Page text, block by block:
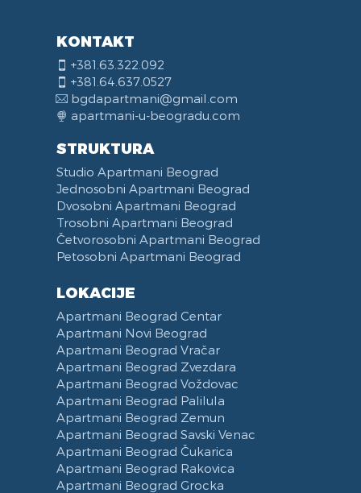
KONTAKT
+381.63.322.092
+381.64.637.0527
bgdapartmani@gmail.com
apartmani-u-beogradu.com
STRUKTURA
Studio Apartmani Beograd
Jednosobni Apartmani Beograd
Dvosobni Apartmani Beograd
Trosobni Apartmani Beograd
Četvorosobni Apartmani Beograd
Petosobni Apartmani Beograd
LOKACIJE
Apartmani Beograd Centar
Apartmani Novi Beograd
Apartmani Beograd Vračar
Apartmani Beograd Zvezdara
Apartmani Beograd Voždovac
Apartmani Beograd Palilula
Apartmani Beograd Zemun
Apartmani Beograd Savski Venac
Apartmani Beograd Čukarica
Apartmani Beograd Rakovica
Apartmani Beograd Grocka